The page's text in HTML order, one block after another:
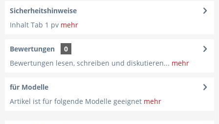
Sicherheitshinweise
Inhalt Tab 1 pv mehr
Bewertungen
0
Bewertungen lesen, schreiben und diskutieren... mehr
für Modelle
Artikel ist für folgende Modelle geeignet mehr